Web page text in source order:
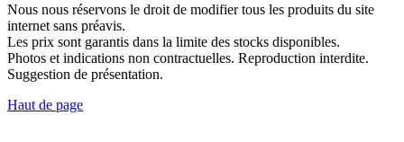
Nous nous réservons le droit de modifier tous les produits du site
internet sans préavis.
Les prix sont garantis dans la limite des stocks disponibles.
Photos et indications non contractuelles. Reproduction interdite.
Suggestion de présentation.
Haut de page